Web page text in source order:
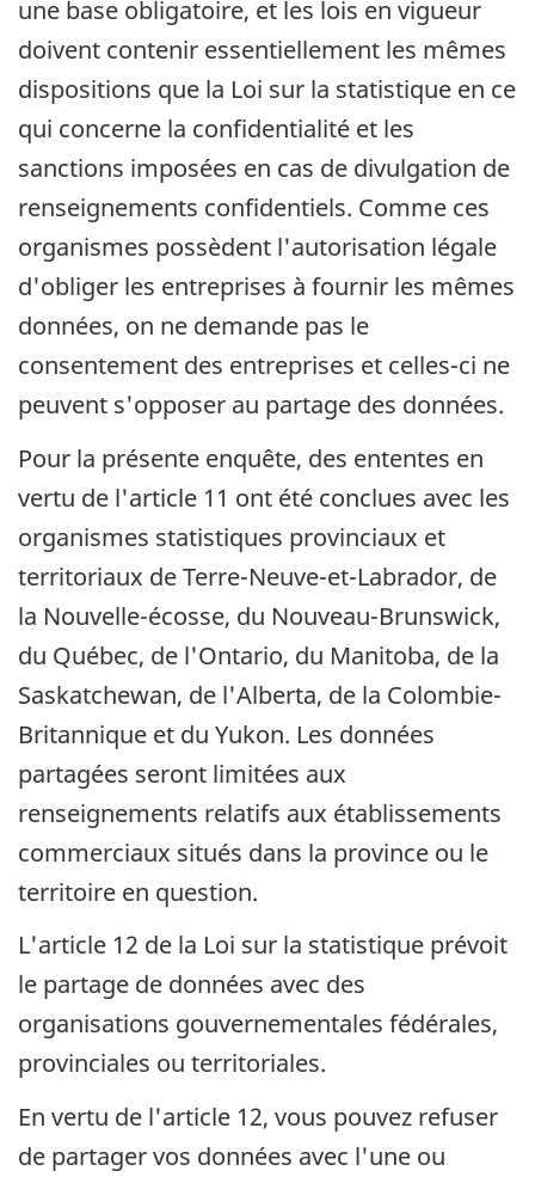
une base obligatoire, et les lois en vigueur
doivent contenir essentiellement les mêmes
dispositions que la Loi sur la statistique en ce
qui concerne la confidentialité et les
sanctions imposées en cas de divulgation de
renseignements confidentiels. Comme ces
organismes possèdent l'autorisation légale
d'obliger les entreprises à fournir les mêmes
données, on ne demande pas le
consentement des entreprises et celles-ci ne
peuvent s'opposer au partage des données.
Pour la présente enquête, des ententes en
vertu de l'article 11 ont été conclues avec les
organismes statistiques provinciaux et
territoriaux de Terre-Neuve-et-Labrador, de
la Nouvelle-écosse, du Nouveau-Brunswick,
du Québec, de l'Ontario, du Manitoba, de la
Saskatchewan, de l'Alberta, de la Colombie-
Britannique et du Yukon. Les données
partagées seront limitées aux
renseignements relatifs aux établissements
commerciaux situés dans la province ou le
territoire en question.
L'article 12 de la Loi sur la statistique prévoit
le partage de données avec des
organisations gouvernementales fédérales,
provinciales ou territoriales.
En vertu de l'article 12, vous pouvez refuser
de partager vos données avec l'une ou